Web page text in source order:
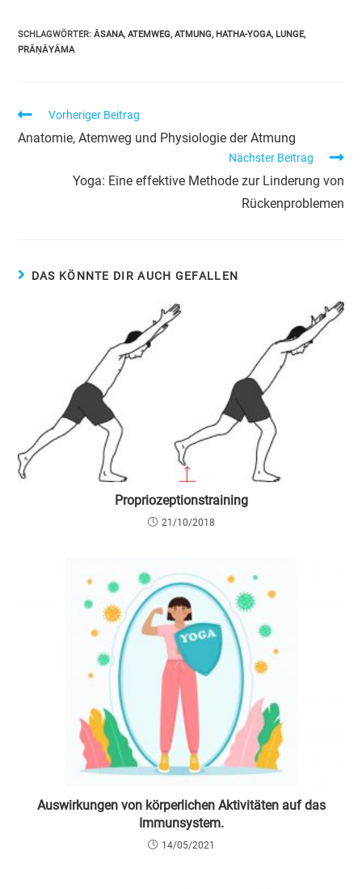
SCHLAGWÖRTER:ĀSANA, ATEMWEG, ATMUNG, HATHA-YOGA, LUNGE,
PRĀṆĀYĀMA
Vorheriger Beitrag
Anatomie, Atemweg und Physiologie der Atmung
Nächster Beitrag
Yoga: Eine effektive Methode zur Linderung von
Rückenproblemen
DAS KÖNNTE DIR AUCH GEFALLEN
Propriozeptionstraining
21/10/2018
Auswirkungen von körperlichen Aktivitäten auf das
Immunsystem.
14/05/2021